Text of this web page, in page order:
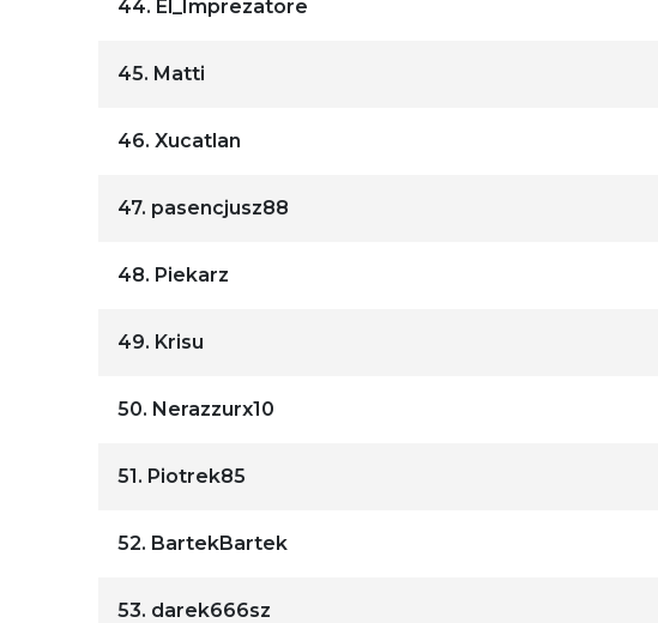
44. El_Imprezatore
45. Matti
46. Xucatlan
47. pasencjusz88
48. Piekarz
49. Krisu
50. Nerazzurx10
51. Piotrek85
52. BartekBartek
53. darek666sz